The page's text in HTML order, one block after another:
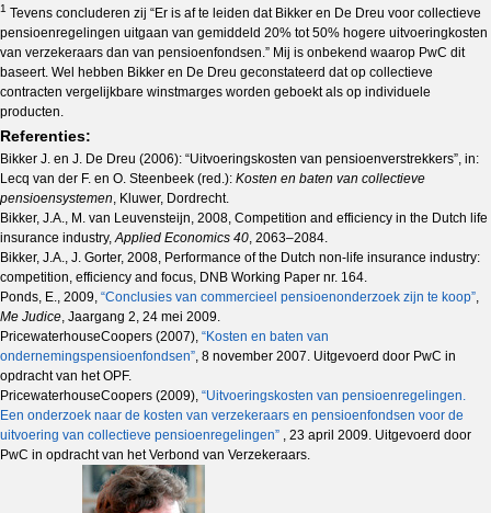
1 Tevens concluderen zij “Er is af te leiden dat Bikker en De Dreu voor collectieve
pensioenregelingen uitgaan van gemiddeld 20% tot 50% hogere uitvoeringkosten
van verzekeraars dan van pensioenfondsen.” Mij is onbekend waarop PwC dit
baseert. Wel hebben Bikker en De Dreu geconstateerd dat op collectieve
contracten vergelijkbare winstmarges worden geboekt als op individuele
producten.
Referenties:
Bikker J. en J. De Dreu (2006): “Uitvoeringskosten van pensioenverstrekkers”, in:
Lecq van der F. en O. Steenbeek (red.): Kosten en baten van collectieve
pensioensystemen, Kluwer, Dordrecht.
Bikker, J.A., M. van Leuvensteijn, 2008, Competition and efficiency in the Dutch life
insurance industry,Applied Economics 40, 2063–2084.
Bikker, J.A., J. Gorter, 2008, Performance of the Dutch non-life insurance industry:
competition, efficiency and focus, DNB Working Paper nr. 164.
Ponds, E., 2009, “Conclusies van commercieel pensioenonderzoek zijn te koop”,
Me Judice, Jaargang 2, 24 mei 2009.
PricewaterhouseCoopers (2007), “Kosten en baten van
ondernemingspensioenfondsen”, 8 november 2007. Uitgevoerd door PwC in
opdracht van het OPF.
PricewaterhouseCoopers (2009), “Uitvoeringskosten van pensioenregelingen.
Een onderzoek naar de kosten van verzekeraars en pensioenfondsen voor de
uitvoering van collectieve pensioenregelingen” , 23 april 2009. Uitgevoerd door
PwC in opdracht van het Verbond van Verzekeraars.